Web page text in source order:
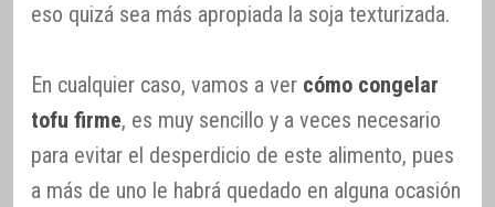
eso quizá sea más apropiada la soja texturizada.
En cualquier caso, vamos a ver cómo congelar
tofu firme, es muy sencillo y a veces necesario
para evitar el desperdicio de este alimento, pues
a más de uno le habrá quedado en alguna ocasión